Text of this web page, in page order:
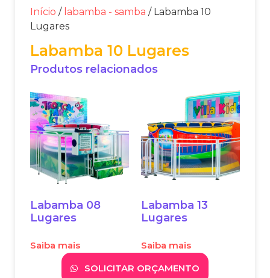
Início / labamba - samba / Labamba 10
Lugares
Labamba 10 Lugares
Produtos relacionados
Labamba 08
Lugares
Saiba mais
Labamba 13
Lugares
Saiba mais
SOLICITAR ORÇAMENTO